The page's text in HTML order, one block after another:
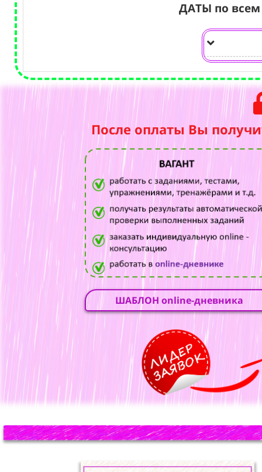
ДАТЫ по
После оплаты Вы
ШАБЛОН online-дневника